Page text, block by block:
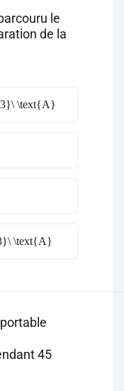
le
de la
\text{A}
\text{A}
45